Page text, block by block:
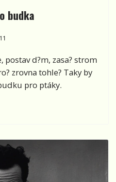
budka
postav d?m, zasa? strom
zrovna tohle? Taky by
pro ptáky.